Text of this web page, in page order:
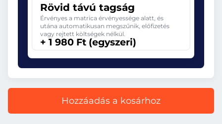
Rövid távú tagság
Érvényes a matrica érvényessége alatt, és
utána automatikusan megszűnik, előfizetés
vagy rejtett költségek nélkül.
+ 1 980 Ft (egyszeri)
Hozzáadás a kosárhoz